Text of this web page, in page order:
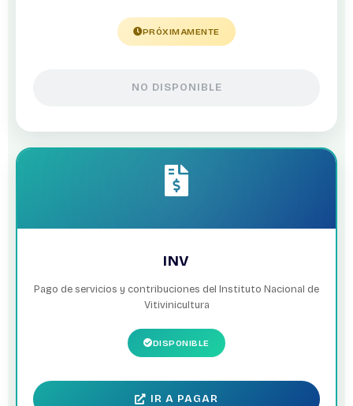
PRÓXIMAMENTE
NO DISPONIBLE
INV
Pago de servicios y contribuciones del Instituto Nacional de
Vitivinicultura
DISPONIBLE
IR A PAGAR